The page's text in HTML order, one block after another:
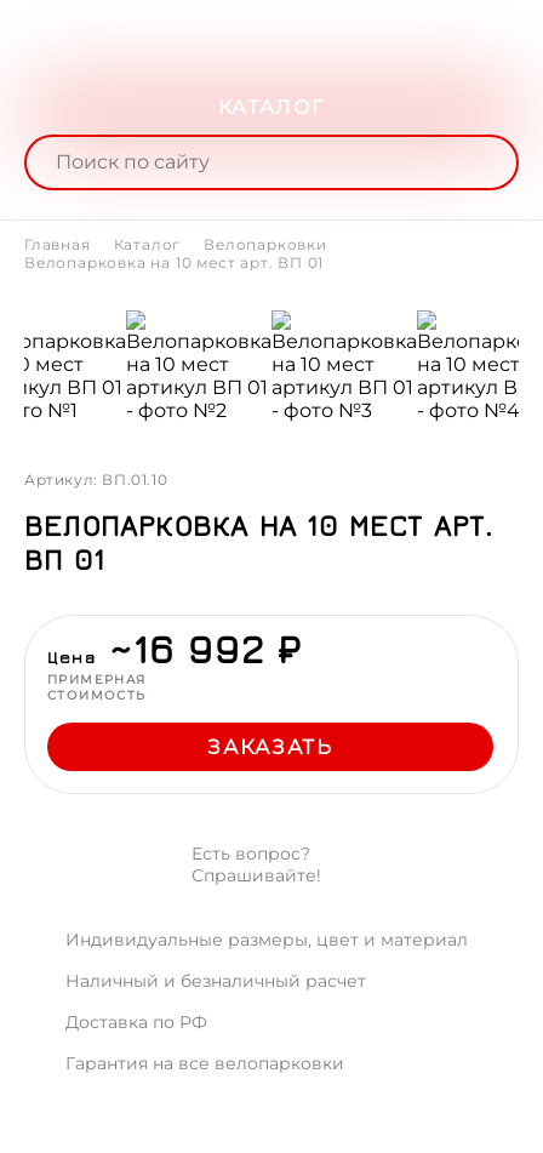
КАТАЛОГ
Главная Каталог
Велопарковки
Велопарковка на 10 мест арт. ВП 01
Артикул: ВП.01.10
ВЕЛОПАРКОВКА НА 10 МЕСТ АРТ.
ВП 01
ЗАКАЗАТЬ
Цена ~16 992 ₽
ПРИМЕРНАЯ
СТОИМОСТЬ
Есть вопрос?
Спрашивайте!
Индивидуальные размеры, цвет и материал
Наличный и безналичный расчет
Доставка по РФ
Гарантия на все велопарковки